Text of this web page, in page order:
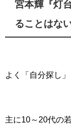
宮本輝『灯
ることはな
よく「自分探し
主に10～20代の若